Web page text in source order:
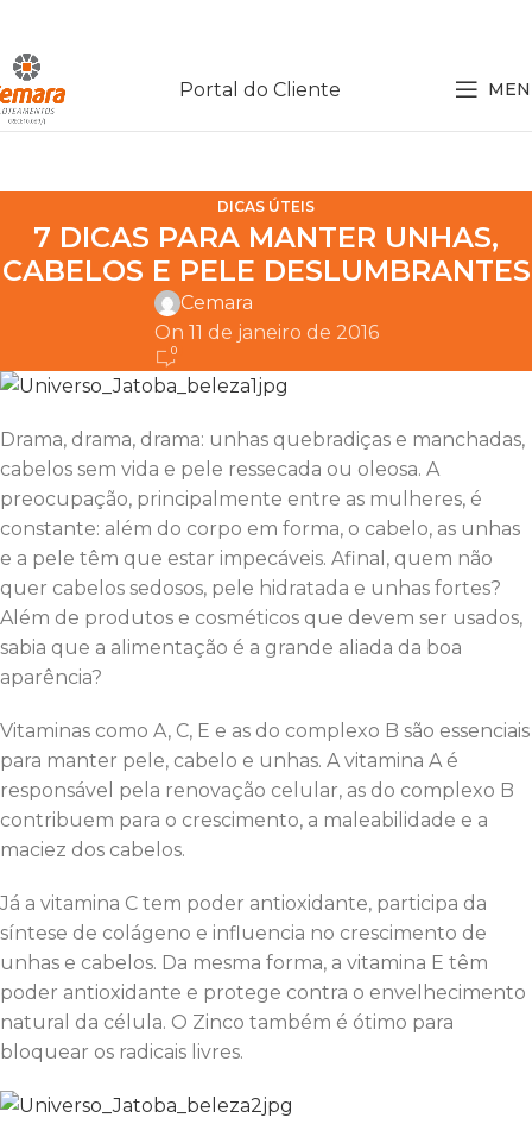
Portal do Cliente
DICAS ÚTEIS
7 DICAS PARA MANTER UNHAS,
CABELOS E PELE DESLUMBRANTES
Cemara
On 11 de janeiro de 2016
0
Drama, drama, drama: unhas quebradiças e manchadas,
cabelos sem vida e pele ressecada ou oleosa. A
preocupação, principalmente entre as mulheres, é
constante: além do corpo em forma, o cabelo, as unhas
e a pele têm que estar impecáveis. Afinal, quem não
quer cabelos sedosos, pele hidratada e unhas fortes?
Além de produtos e cosméticos que devem ser usados,
sabia que a alimentação é a grande aliada da boa
aparência?
Vitaminas como A, C, E e as do complexo B são essenciais
para manter pele, cabelo e unhas. A vitamina A é
responsável pela renovação celular, as do complexo B
contribuem para o crescimento, a maleabilidade e a
maciez dos cabelos.
Já a vitamina C tem poder antioxidante, participa da
síntese de colágeno e influencia no crescimento de
unhas e cabelos. Da mesma forma, a vitamina E têm
poder antioxidante e protege contra o envelhecimento
natural da célula. O Zinco também é ótimo para
bloquear os radicais livres.